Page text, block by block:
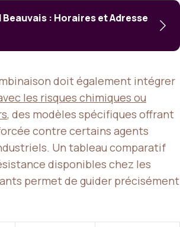
: Horaires et Adresse
doit également intégrer
les risques chimiques ou
, des modèles spécifiques offrant
contre certains agents
Un tableau comparatif
disponibles chez les
permet de guider précisément